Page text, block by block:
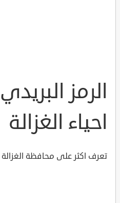
الرمز
احياء الغزالة
تعرف اكثر على محافظة الغزالة